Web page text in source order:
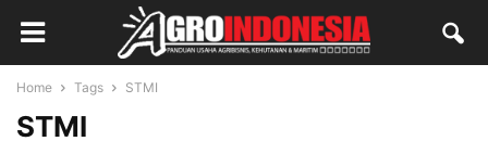
Home Tags STMI
STMI